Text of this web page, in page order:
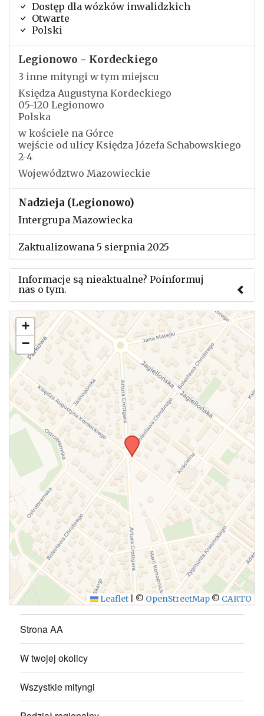
Dostęp dla wózków inwalidzkich
Otwarte
Polski
Legionowo - Kordeckiego
3 inne mityngi w tym miejscu
Księdza Augustyna Kordeckiego
05-120 Legionowo
Polska
w kościele na Górce
wejście od ulicy Księdza Józefa Schabowskiego
2-4
Województwo Mazowieckie
Nadzieja (Legionowo)
Intergrupa Mazowiecka
Zaktualizowana 5 sierpnia 2025
Informacje są nieaktualne? Poinformuj
nas o tym.
Użyj tego formularza aby przesłać informację o
zmianach w powyższym mityngu.
WYŚLIJ
+
−
Leaflet © OpenStreetMap © CARTO
Strona AA
W twojej okolicy
Wszystkie mityngi